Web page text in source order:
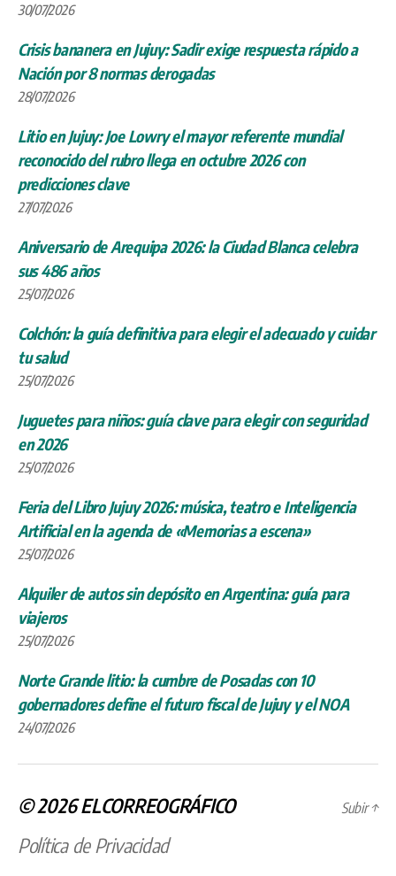
30/07/2026
Crisis bananera en Jujuy: Sadir exige respuesta rápido a
Nación por 8 normas derogadas
28/07/2026
Litio en Jujuy: Joe Lowry el mayor referente mundial
reconocido del rubro llega en octubre 2026 con
predicciones clave
27/07/2026
Aniversario de Arequipa 2026: la Ciudad Blanca celebra
sus 486 años
25/07/2026
Colchón: la guía definitiva para elegir el adecuado y cuidar
tu salud
25/07/2026
Juguetes para niños: guía clave para elegir con seguridad
en 2026
25/07/2026
Feria del Libro Jujuy 2026: música, teatro e Inteligencia
Artificial en la agenda de «Memorias a escena»
25/07/2026
Alquiler de autos sin depósito en Argentina: guía para
viajeros
25/07/2026
Norte Grande litio: la cumbre de Posadas con 10
gobernadores define el futuro fiscal de Jujuy y el NOA
24/07/2026
© 2026ELCORREOGRÁFICO
Política de Privacidad
Subir↑